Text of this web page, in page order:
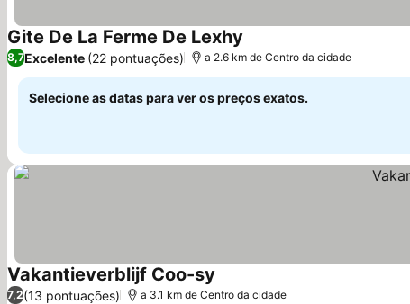
Gite De La Ferme De Lexhy
8,7Excelente (22 pontuações) a 2.6 km de Centro da cidade
Selecione as datas para ver os preços exatos.
Vakantieverblijf Coo-sy
7,2(13 pontuações) a 3.1 km de Centro da cidade